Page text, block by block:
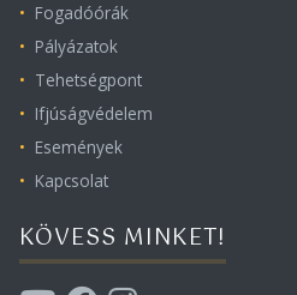
Fogadóórák
Pályázatok
Tehetségpont
Ifjúságvédelem
Események
Kapcsolat
KÖVESS MINKET!